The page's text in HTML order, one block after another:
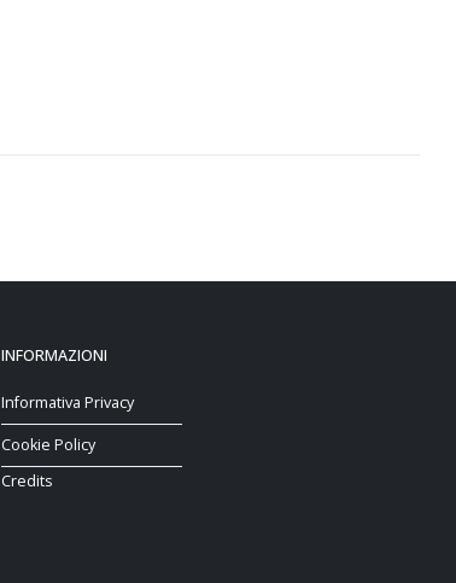
INFORMAZIONI
Informativa Privacy
Cookie Policy
Credits